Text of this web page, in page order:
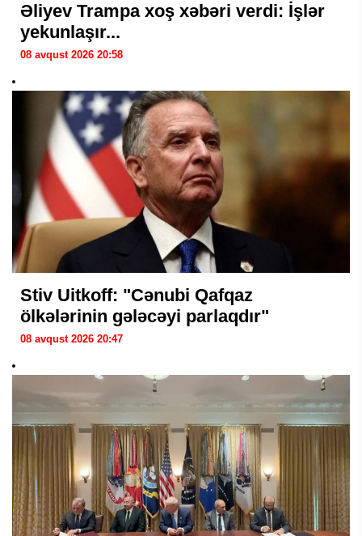
Əliyev Trampa xoş xəbəri verdi: İşlər
yekunlaşır...
08 avqust 2026 20:58
Stiv Uitkoff: "Cənubi Qafqaz
ölkələrinin gələcəyi parlaqdır"
08 avqust 2026 20:47